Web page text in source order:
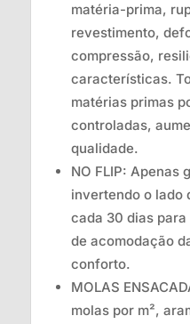
matéria-prima,
revestimento,
compressão,
características.
matérias primas
controladas,
qualidade.
NO FLIP: Apenas
invertendo o lado
cada 30 dias
de acomodação
conforto.
MOLAS
molas por m²,